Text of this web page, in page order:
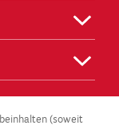
(soweit